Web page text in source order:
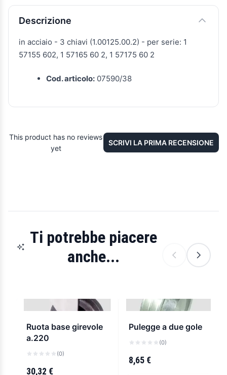
Descrizione e caratteristiche
Descrizione
in acciaio - 3 chiavi (1.00125.00.2) - per serie: 1
57155 602, 1 57165 60 2, 1 57175 60 2
Cod. articolo: 07590/38
This product has no reviews
yet
SCRIVI LA PRIMA RECENSIONE
Ti potrebbe piacere
anche...
Ruota base girevole
a.220
(0)
30,32 €
Pulegge a due gole
(0)
8,65 €